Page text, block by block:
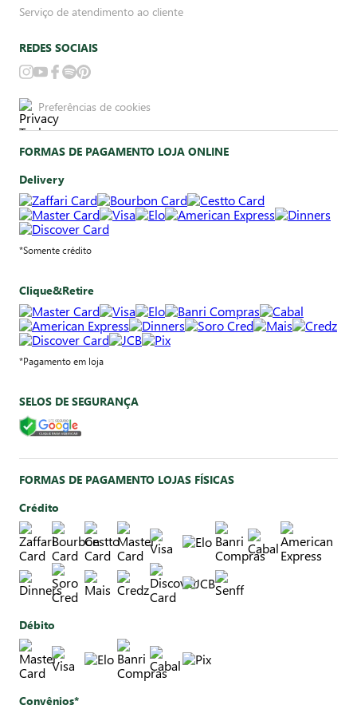
Serviço de atendimento ao cliente
REDES SOCIAIS
Preferências de cookies
FORMAS DE PAGAMENTO LOJA ONLINE
Delivery
*Somente crédito
Clique&Retire
*Pagamento em loja
SELOS DE SEGURANÇA
FORMAS DE PAGAMENTO LOJAS FÍSICAS
Crédito
Débito
Convênios*